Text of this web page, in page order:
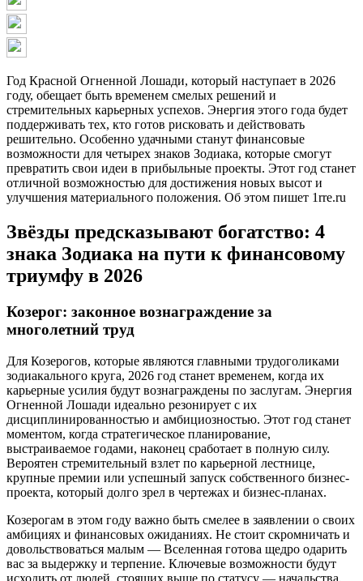
Год Красной Огненной Лошади, который наступает в 2026
году, обещает быть временем смелых решений и
стремительных карьерных успехов. Энергия этого года будет
поддерживать тех, кто готов рисковать и действовать
решительно. Особенно удачными станут финансовые
возможности для четырех знаков Зодиака, которые смогут
превратить свои идеи в прибыльные проекты. Этот год станет
отличной возможностью для достижения новых высот и
улучшения материального положения. Об этом пишет 1rre.ru
Звёзды предсказывают богатство: 4
знака Зодиака на пути к финансовому
триумфу в 2026
Козерог: законное вознаграждение за
многолетний труд
Для Козерогов, которые являются главными трудоголиками
зодиакального круга, 2026 год станет временем, когда их
карьерные усилия будут вознаграждены по заслугам. Энергия
Огненной Лошади идеально резонирует с их
дисциплинированностью и амбициозностью. Этот год станет
моментом, когда стратегическое планирование,
выстраиваемое годами, наконец сработает в полную силу.
Вероятен стремительный взлет по карьерной лестнице,
крупные премии или успешный запуск собственного бизнес-
проекта, который долго зрел в чертежах и бизнес-планах.
Козерогам в этом году важно быть смелее в заявлении о своих
амбициях и финансовых ожиданиях. Не стоит скромничать и
довольствоваться малым — Вселенная готова щедро одарить
вас за выдержку и терпение. Ключевые возможности будут
исходить от людей, стоящих выше по статусу — начальства,